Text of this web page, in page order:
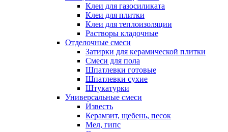
Клеи для газосиликата
Клеи для плитки
Клеи для теплоизоляции
Растворы кладочные
Отделочные смеси
Затирки для керамической плитки
Смеси для пола
Шпатлевки готовые
Шпатлевки сухие
Штукатурки
Универсальные смеси
Известь
Керамзит, щебень, песок
Мел, гипс